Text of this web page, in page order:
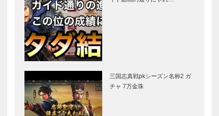
三国志真戦pkシーズン名称2 ガ
チャ 7万金珠